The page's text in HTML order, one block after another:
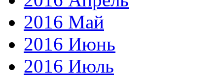
2016 Май
2016 Июнь
2016 Июль